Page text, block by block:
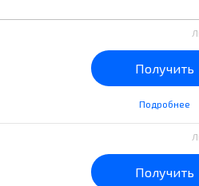
Получить
Подробнее
Получить